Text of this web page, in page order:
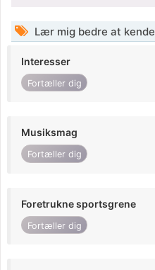
Lær mig bedre at kende
Interesser
Fortæller dig
Musiksmag
Fortæller dig
Foretrukne sportsgrene
Fortæller dig